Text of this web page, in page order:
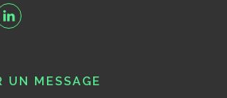
UN MESSAGE